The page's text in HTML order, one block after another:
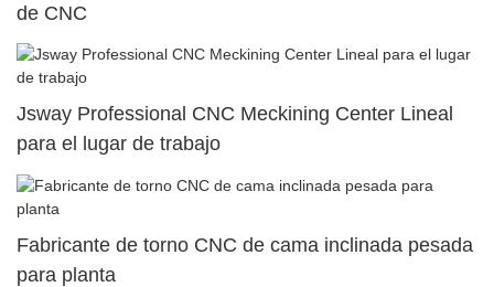
de CNC
Jsway Professional CNC Meckining Center Lineal
para el lugar de trabajo
Fabricante de torno CNC de cama inclinada pesada
para planta